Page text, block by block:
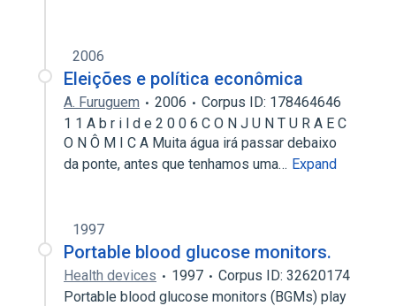
2006
Eleições e política econômica
A. Furuguem 2006
Corpus ID: 178464646
1 1 A b r i l d e 2 0 0 6 C O N J U N T U R A E C
O N Ô M I C A Muita água irá passar debaixo
da ponte, antes que tenhamos uma… Expand
1997
Portable blood glucose monitors.
Health devices 1997
Corpus ID: 32620174
Portable blood glucose monitors (BGMs) play